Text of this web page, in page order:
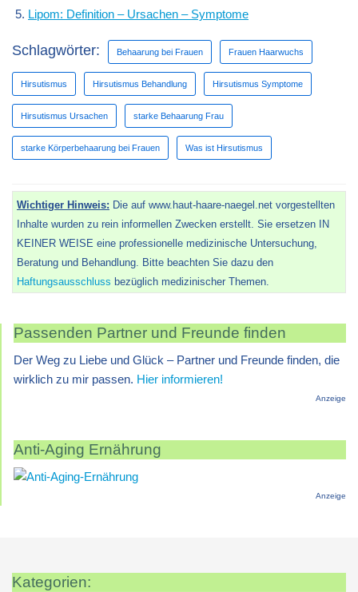
Lipom: Definition – Ursachen – Symptome
Schlagwörter: Behaarung bei Frauen Frauen Haarwuchs
Hirsutismus Hirsutismus Behandlung Hirsutismus Symptome
Hirsutismus Ursachen starke Behaarung Frau
starke Körperbehaarung bei Frauen Was ist Hirsutismus
Wichtiger Hinweis: Die auf www.haut-haare-naegel.net vorgestellten
Inhalte wurden zu rein informellen Zwecken erstellt. Sie ersetzen IN
KEINER WEISE eine professionelle medizinische Untersuchung,
Beratung und Behandlung. Bitte beachten Sie dazu den
Haftungsausschluss bezüglich medizinischer Themen.
Passenden Partner und Freunde finden
Der Weg zu Liebe und Glück – Partner und Freunde finden, die
wirklich zu mir passen. Hier informieren!
Anzeige
Anti-Aging Ernährung
Anzeige
Kategorien: